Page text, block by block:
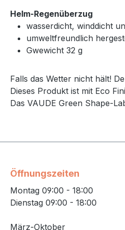
Helm-Regenüberzug
wasserdicht, winddicht
umweltfreundlich
Gwewicht 32 g
Falls das Wetter nicht hält!
Dieses Produkt ist mit Eco
Das VAUDE Green Shape-
Öffnungszeiten
Montag 09:00 - 18:00
Dienstag 09:00 - 18:00
März-Oktober